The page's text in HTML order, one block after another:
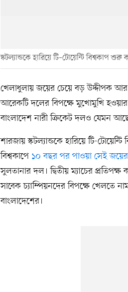
স্কটল্যান্ডকে হারিয়ে টি–টোয়েন্টি বিশ্বকাপ
খেলাধুলায় জয়ের চেয়ে বড় উদ্দীপক আর
আরেকটি দলের বিপক্ষে মুখোমুখি
বাংলাদেশ নারী ক্রিকেট দলও যেমন
শারজায় স্কটল্যান্ডকে হারিয়ে টি-
বিশ্বকাপে ১০ বছর পর পাওয়া সেই জয়ের
সুলতানার দল। দ্বিতীয় ম্যাচের
সাবেক চ্যাম্পিয়নদের বিপক্ষে খেলতে
বাংলাদেশের।